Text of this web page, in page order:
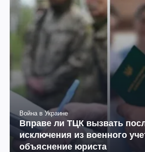
Война в Украине
Вправе ли ТЦК вызвать
исключения из военного
объяснение юриста